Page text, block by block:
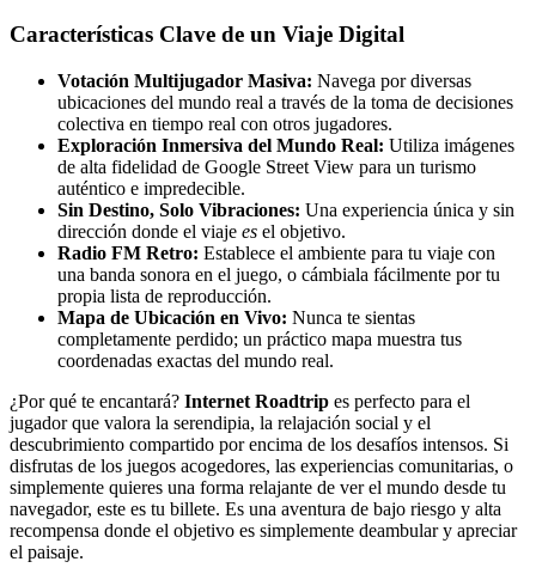
Características Clave de un Viaje Digital
Votación Multijugador Masiva: Navega por diversas
ubicaciones del mundo real a través de la toma de decisiones
colectiva en tiempo real con otros jugadores.
Exploración Inmersiva del Mundo Real: Utiliza imágenes
de alta fidelidad de Google Street View para un turismo
auténtico e impredecible.
Sin Destino, Solo Vibraciones: Una experiencia única y sin
dirección donde el viaje es el objetivo.
Radio FM Retro: Establece el ambiente para tu viaje con
una banda sonora en el juego, o cámbiala fácilmente por tu
propia lista de reproducción.
Mapa de Ubicación en Vivo: Nunca te sientas
completamente perdido; un práctico mapa muestra tus
coordenadas exactas del mundo real.
¿Por qué te encantará? Internet Roadtrip es perfecto para el
jugador que valora la serendipia, la relajación social y el
descubrimiento compartido por encima de los desafíos intensos. Si
disfrutas de los juegos acogedores, las experiencias comunitarias, o
simplemente quieres una forma relajante de ver el mundo desde tu
navegador, este es tu billete. Es una aventura de bajo riesgo y alta
recompensa donde el objetivo es simplemente deambular y apreciar
el paisaje.